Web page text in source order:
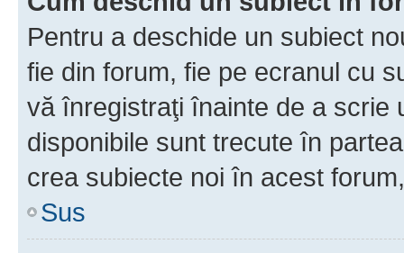
Pentru a deschide un subiect
fie din forum, fie pe ecranul cu
vă înregistraţi înainte de a scrie
disponibile sunt trecute în
crea subiecte noi în acest
Sus